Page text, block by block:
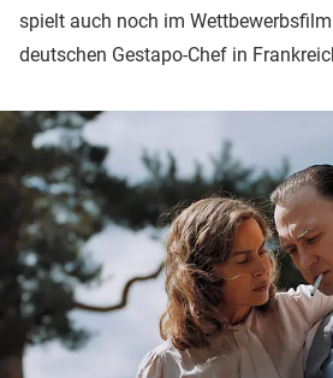
spielt auch noch im
deutschen Gestapo-Chef in